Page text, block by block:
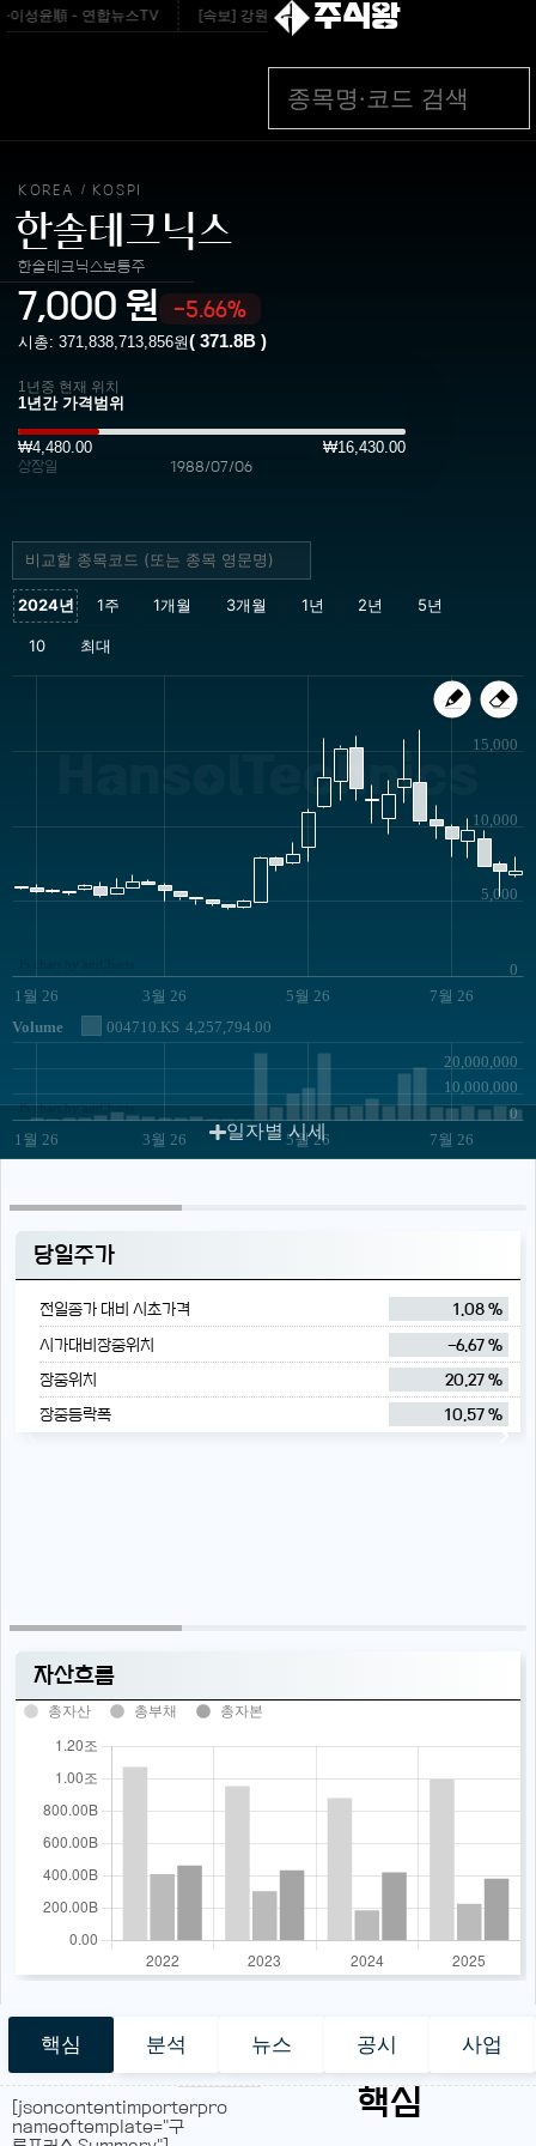
성윤順 - 연합뉴스TV [속보] 강원·TK 與경선 당원투표…金 48.54%·鄭
주식왕
KOREA / KOSPI
한솔테크닉스
한솔테크닉스보통주
7,000 원 -5.66%
시총: 371,838,713,856원( 371.8B )
1년중 현재 위치
₩4,480.00 ₩16,430.00
상장일 1988/07/06
HansolTechnics
1월 26 3월 26 5월 26 7월 26
0
5,000
10,000
15,000
Volume 004710.KS 4,257,794.00
1월 26 3월 26 5월 26 7월 26
0
10,000,000
20,000,000
JS chart by amCharts
일자별 시세
당일주가
전일종가 대비 시초가격
1.08 %
시가대비장중위치
-6.67 %
장중위치
20.27 %
장중등락폭
10.57 %
자산흐름
총자산 총부채 총자본
핵심 분석 뉴스 공시 사업
핵심
[jsoncontentimporterpro
nameoftemplate="구